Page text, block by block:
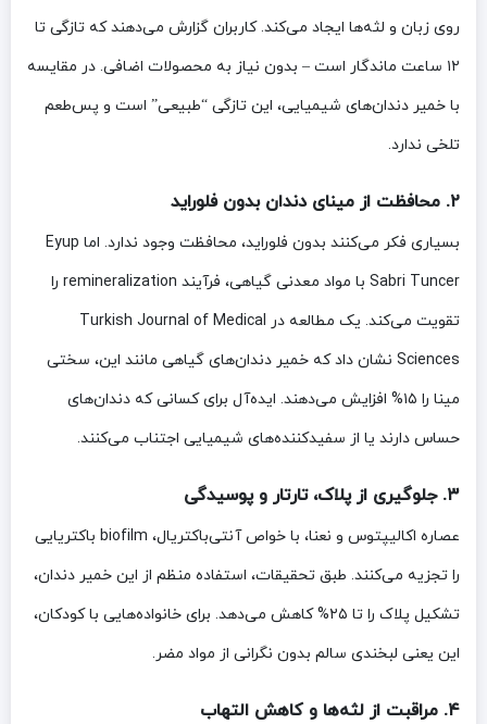
روی زبان و لثه‌ها ایجاد می‌کند. کاربران گزارش می‌دهند که تازگی تا
۱۲ ساعت ماندگار است – بدون نیاز به محصولات اضافی. در مقایسه
با خمیر دندان‌های شیمیایی، این تازگی “طبیعی” است و پس‌طعم
تلخی ندارد.
۲. محافظت از مینای دندان بدون فلوراید
بسیاری فکر می‌کنند بدون فلوراید، محافظت وجود ندارد. اما Eyup
Sabri Tuncer با مواد معدنی گیاهی، فرآیند remineralization را
تقویت می‌کند. یک مطالعه در Turkish Journal of Medical
Sciences نشان داد که خمیر دندان‌های گیاهی مانند این، سختی
مینا را ۱۵% افزایش می‌دهند. ایده‌آل برای کسانی که دندان‌های
حساس دارند یا از سفیدکننده‌های شیمیایی اجتناب می‌کنند.
۳. جلوگیری از پلاک، تارتار و پوسیدگی
عصاره اکالیپتوس و نعنا، با خواص آنتی‌باکتریال، biofilm باکتریایی
را تجزیه می‌کنند. طبق تحقیقات، استفاده منظم از این خمیر دندان،
تشکیل پلاک را تا ۲۵% کاهش می‌دهد. برای خانواده‌هایی با کودکان،
این یعنی لبخندی سالم بدون نگرانی از مواد مضر.
۴. مراقبت از لثه‌ها و کاهش التهاب